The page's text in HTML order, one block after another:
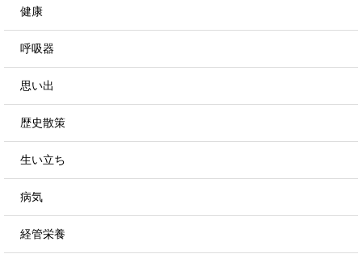
健康
呼吸器
思い出
歴史散策
生い立ち
病気
経管栄養